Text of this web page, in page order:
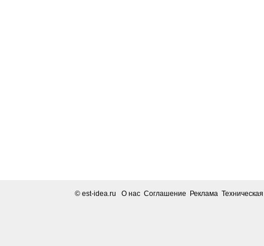
© est-idea.ru О нас Соглашение Реклама